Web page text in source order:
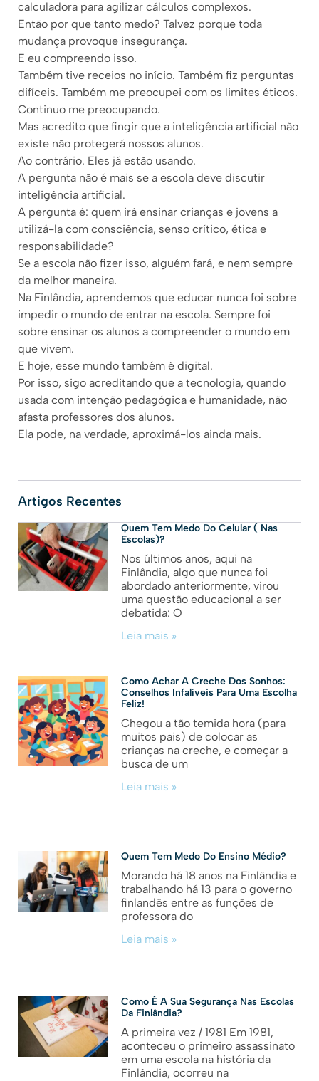
calculadora para agilizar cálculos complexos.
Então por que tanto medo? Talvez porque toda
mudança provoque insegurança.
E eu compreendo isso.
Também tive receios no início. Também fiz perguntas
difíceis. Também me preocupei com os limites éticos.
Continuo me preocupando.
Mas acredito que fingir que a inteligência artificial não
existe não protegerá nossos alunos.
Ao contrário. Eles já estão usando.
A pergunta não é mais se a escola deve discutir
inteligência artificial.
A pergunta é: quem irá ensinar crianças e jovens a
utilizá-la com consciência, senso crítico, ética e
responsabilidade?
Se a escola não fizer isso, alguém fará, e nem sempre
da melhor maneira.
Na Finlândia, aprendemos que educar nunca foi sobre
impedir o mundo de entrar na escola. Sempre foi
sobre ensinar os alunos a compreender o mundo em
que vivem.
E hoje, esse mundo também é digital.
Por isso, sigo acreditando que a tecnologia, quando
usada com intenção pedagógica e humanidade, não
afasta professores dos alunos.
Ela pode, na verdade, aproximá-los ainda mais.
Artigos Recentes
Quem Tem Medo Do Celular ( Nas
Escolas)?
Nos últimos anos, aqui na
Finlândia, algo que nunca foi
abordado anteriormente, virou
uma questão educacional a ser
debatida: O
Leia mais »
Como Achar A Creche Dos Sonhos:
Conselhos Infalíveis Para Uma Escolha
Feliz!
Chegou a tão temida hora (para
muitos pais) de colocar as
crianças na creche, e começar a
busca de um
Leia mais »
Quem Tem Medo Do Ensino Médio?
Morando há 18 anos na Finlândia e
trabalhando há 13 para o governo
finlandês entre as funções de
professora do
Leia mais »
Como É A Sua Segurança Nas Escolas
Da Finlândia?
A primeira vez / 1981 Em 1981,
aconteceu o primeiro assassinato
em uma escola na história da
Finlândia, ocorreu na